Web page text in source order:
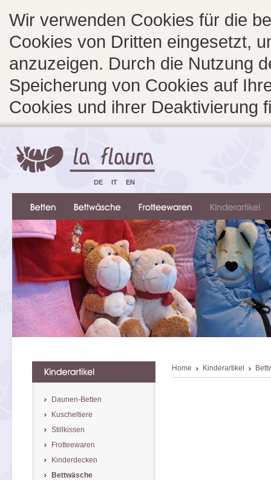
Wir verwenden Cookies für die
Cookies von Dritten eingesetzt,
anzuzeigen. Durch die Nutzung
Speicherung von Cookies auf
Cookies und ihrer Deaktivierung
Home Kinderartikel
Daunen-Betten
Kuscheltiere
Stillkissen
Frotteewaren
Kinderdecken
Bettwäsche
DE IT EN